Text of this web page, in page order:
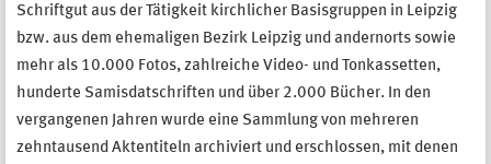
Schriftgut aus der Tätigkeit kirchlicher Basisgruppen in Leipzig
bzw. aus dem ehemaligen Bezirk Leipzig und andernorts sowie
mehr als 10.000 Fotos, zahlreiche Video- und Tonkassetten,
hunderte Samisdatschriften und über 2.000 Bücher. In den
vergangenen Jahren wurde eine Sammlung von mehreren
zehntausend Aktentiteln archiviert und erschlossen, mit denen